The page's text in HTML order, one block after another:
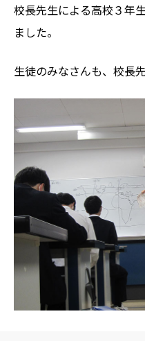
校長先生による高校３年
ました。
生徒のみなさんも、校長